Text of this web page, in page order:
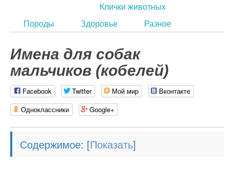
Клички животных
Породы
Здоровье Разное
Имена для собак
мальчиков (кобелей)
Facebook Twitter Мой мир
Вконтакте
Одноклассники
Google+
Содержимое: [ ]